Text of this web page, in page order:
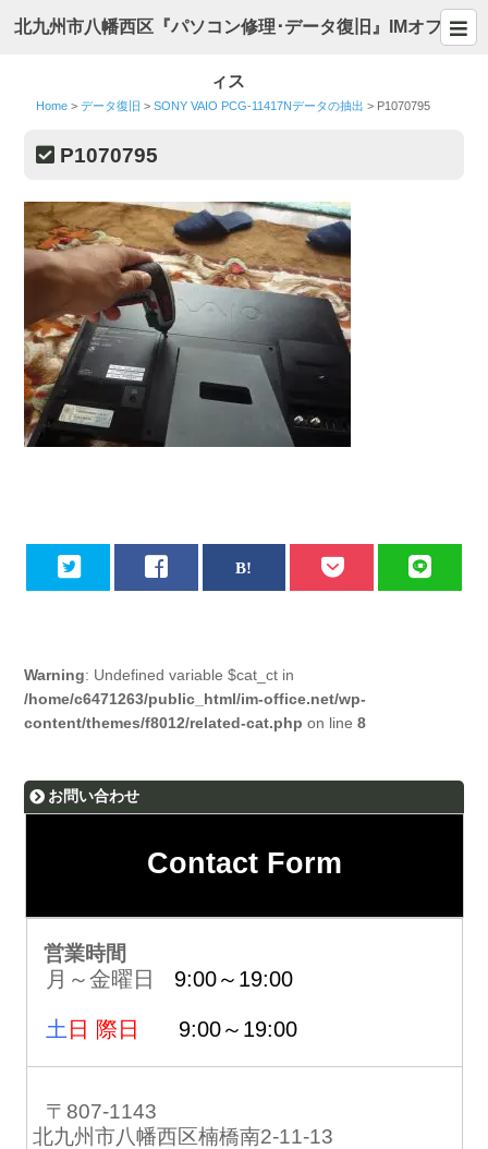
北九州市八幡西区『パソコン修理･データ復旧』IMオフ
ィス
Home >データ復旧 >SONY VAIO PCG-11417Nデータの抽出 > P1070795
P1070795
Warning: Undefined variable $cat_ct in
/home/c6471263/public_html/im-office.net/wp-
content/themes/f8012/related-cat.php on line8
お問い合わせ
Contact Form
営業時間
月～金曜日 9:00～19:00
土 日 際日 9:00～19:00
〒807-1143
北九州市八幡西区楠橋南2-11-13